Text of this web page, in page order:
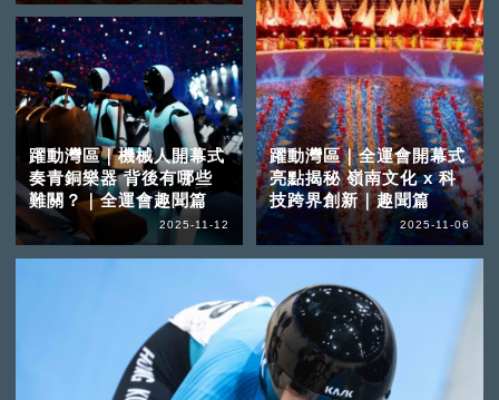
躍動灣區｜機械人開幕式
奏青銅樂器 背後有哪些
難關？｜全運會趣聞篇
2025-11-12
躍動灣區｜全運會開幕式
亮點揭秘 嶺南文化 x 科
技跨界創新｜趣聞篇
2025-11-06